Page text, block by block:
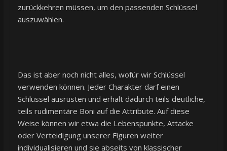
zurückkehren müssen, um den passenden Schlüssel
auszuwählen.
Das ist aber noch nicht alles, wofür wir Schlüssel
verwenden können. Jeder Charakter darf einen
Schlüssel ausrüsten und erhält dadurch teils deutliche,
teils rudimentäre Boni auf die Attribute. Auf diese
Weise können wir etwa die Lebenspunkte, Attacke
oder Verteidigung unserer Figuren weiter
individualisieren und sie abseits von klassischer